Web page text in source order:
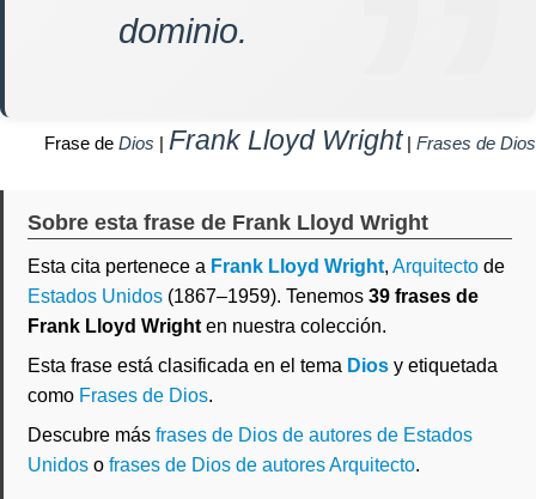
dominio.
Frase de Dios | Frank Lloyd Wright| Frases de Dios
Sobre esta frase de Frank Lloyd Wright
Esta cita pertenece a Frank Lloyd Wright, Arquitecto de
Estados Unidos (1867–1959). Tenemos 39 frases de
Frank Lloyd Wright en nuestra colección.
Esta frase está clasificada en el tema Dios y etiquetada
como Frases de Dios.
Descubre más frases de Dios de autores de Estados
Unidos o frases de Dios de autores Arquitecto.